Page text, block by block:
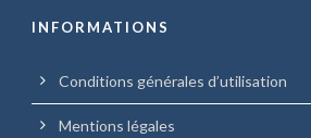
INFORMATIONS
Conditions générales d’utilisation
Mentions légales